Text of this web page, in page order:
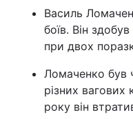
Василь
боїв. Він
при двох
Ломаченко був
різних вагових
року він